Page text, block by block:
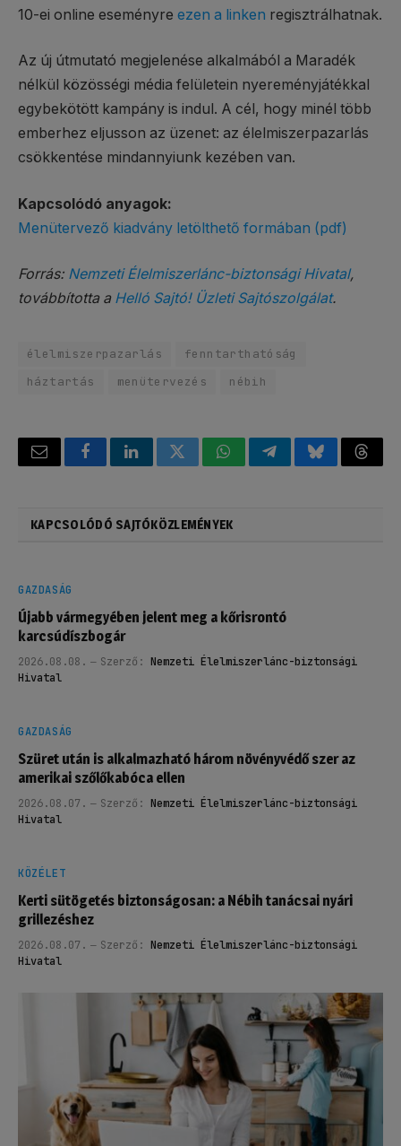
10-ei online eseményre ezen a linken regisztrálhatnak.
Az új útmutató megjelenése alkalmából a Maradék
nélkül közösségi média felületein nyereményjátékkal
egybekötött kampány is indul. A cél, hogy minél több
emberhez eljusson az üzenet: az élelmiszerpazarlás
csökkentése mindannyiunk kezében van.
Kapcsolódó anyagok:
Menütervező kiadvány letölthető formában (pdf)
Forrás: Nemzeti Élelmiszerlánc-biztonsági Hivatal,
továbbította a Helló Sajtó! Üzleti Sajtószolgálat.
élelmiszerpazarlás
fenntarthatóság
háztartás
menütervezés nébih
Email FacebookLinkedInTwitterWhatsAppTelegramBluesky
KAPCSOLÓDÓ SAJTÓKÖZLEMÉNYEK
GAZDASÁG
Újabb vármegyében jelent meg a kőrisrontó
karcsúdíszbogár
2026.08.08. Szerző: Nemzeti Élelmiszerlánc-biztonsági
Hivatal
GAZDASÁG
Szüret után is alkalmazható három növényvédő szer az
amerikai szőlőkabóca ellen
2026.08.07. Szerző: Nemzeti Élelmiszerlánc-biztonsági
Hivatal
KÖZÉLET
Kerti sütögetés biztonságosan: a Nébih tanácsai nyári
grillezéshez
2026.08.07. Szerző: Nemzeti Élelmiszerlánc-biztonsági
Hivatal